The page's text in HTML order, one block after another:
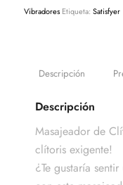
Vibradores Etiqueta: Satisfyer
Descripción
Descripción
Masajeador de
clítoris exigente!
¿Te gustaría